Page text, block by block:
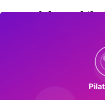
Beta-Bloker
yavaşlatır). Kalp hızı
güvenilir. European Heart
bloker kombinasyonunun aort
Skolyoz ve Pektus